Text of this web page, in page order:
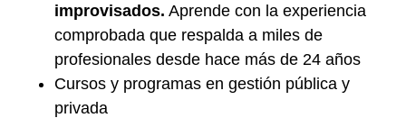
improvisados. Aprende con la experiencia
comprobada que respalda a miles de
profesionales desde hace más de 24 años
Cursos y programas en gestión pública y
privada